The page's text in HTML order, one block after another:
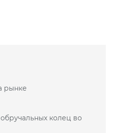
рынке
колец во